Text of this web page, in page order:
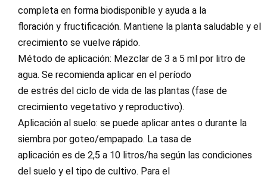
completa en forma biodisponible y ayuda a la
floración y fructificación. Mantiene la planta saludable y el
crecimiento se vuelve rápido.
Método de aplicación: Mezclar de 3 a 5 ml por litro de
agua. Se recomienda aplicar en el período
de estrés del ciclo de vida de las plantas (fase de
crecimiento vegetativo y reproductivo).
Aplicación al suelo: se puede aplicar antes o durante la
siembra por goteo/empapado. La tasa de
aplicación es de 2,5 a 10 litros/ha según las condiciones
del suelo y el tipo de cultivo. Para el